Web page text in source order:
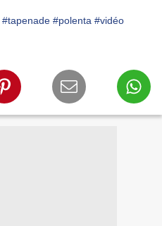
#tapenade #polenta #vidéo